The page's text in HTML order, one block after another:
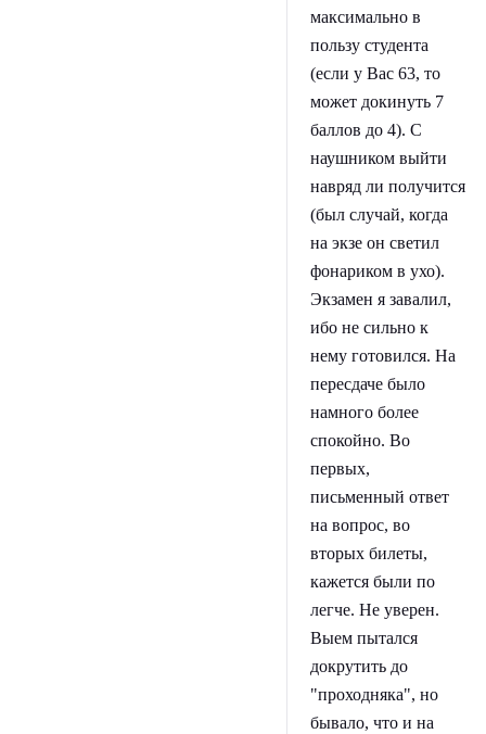
максимально в
пользу студента
(если у Вас 63, то
может докинуть 7
баллов до 4). С
наушником выйти
навряд ли получится
(был случай, когда
на экзе он светил
фонариком в ухо).
Экзамен я завалил,
ибо не сильно к
нему готовился. На
пересдаче было
намного более
спокойно. Во
первых,
письменный ответ
на вопрос, во
вторых билеты,
кажется были по
легче. Не уверен.
Выем пытался
докрутить до
"проходняка", но
бывало, что и на